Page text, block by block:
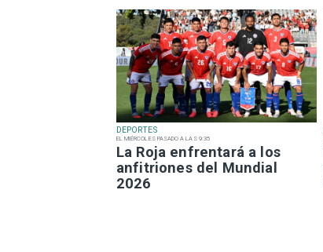
DEPORTES
EL MIÉRCOLES PASADO A LAS 9:35
La Roja enfrentará a los
anfitriones del Mundial
2026